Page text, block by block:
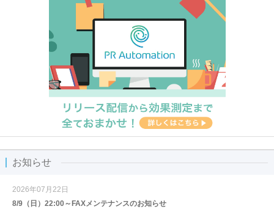
お知らせ
2026年07月22日
8/9（日）22:00～FAXメンテナンスのお知らせ